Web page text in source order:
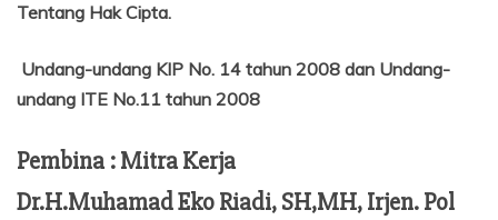
Tentang Hak Cipta.
Undang-undang KIP No. 14 tahun 2008 dan Undang-
undang ITE No.11 tahun 2008
Pembina : Mitra Kerja
Dr.H.Muhamad Eko Riadi, SH,MH, Irjen. Pol